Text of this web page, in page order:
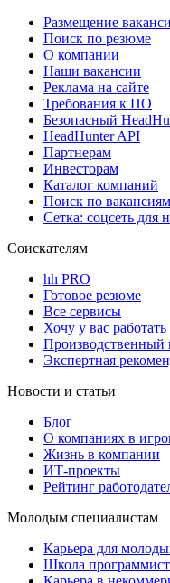
Размещение
Поиск по резюме
О компании
Наши вакансии
Реклама на сайте
Требования к ПО
Безопасный
HeadHunter API
Партнерам
Инвесторам
Каталог компаний
Поиск по
Сетка: соцсеть для
Соискателям
hh PRO
Готовое резюме
Все сервисы
Хочу у вас работать
Производственный
Экспертная
Новости и статьи
Блог
О компаниях в
Жизнь в компании
ИТ-проекты
Рейтинг
Молодым специалистам
Карьера для
Школа